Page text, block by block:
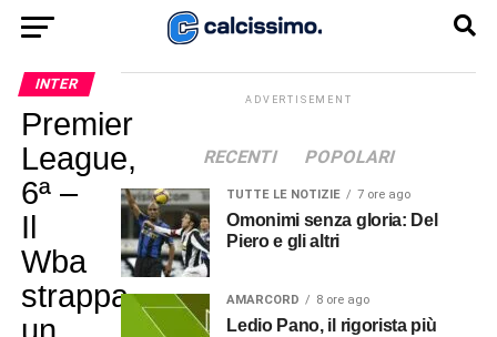
INTER
Premier
League,
6ª –
Il
Wba
strappa
ADVERTISEMENT
RECENTI POPOLARI
TUTTE LE NOTIZIE 7 ore ago
Omonimi senza gloria: Del
Piero e gli altri
AMARCORD 8 ore ago
Ledio Pano, il rigorista più